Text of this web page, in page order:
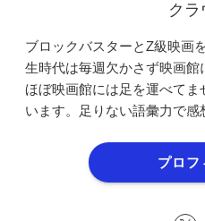
クラ
ブロックバスターとZ級映画
生時代は毎週欠かさず映画
ほぼ映画館には足を運べて
います。足りない語彙力で感
プロフ